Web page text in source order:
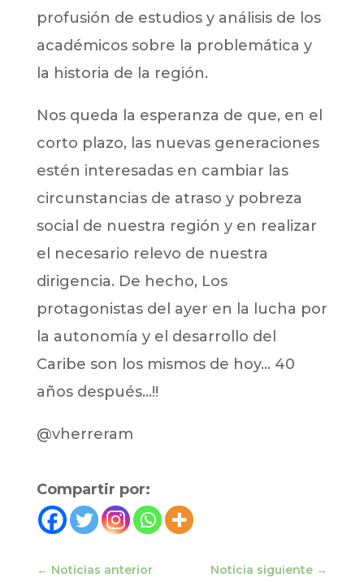
profusión de estudios y análisis de los
académicos sobre la problemática y
la historia de la región.
Nos queda la esperanza de que, en el
corto plazo, las nuevas generaciones
estén interesadas en cambiar las
circunstancias de atraso y pobreza
social de nuestra región y en realizar
el necesario relevo de nuestra
dirigencia. De hecho, Los
protagonistas del ayer en la lucha por
la autonomía y el desarrollo del
Caribe son los mismos de hoy… 40
años después…!!
@vherreram
Compartir por:
← Noticias anterior Noticia siguiente →